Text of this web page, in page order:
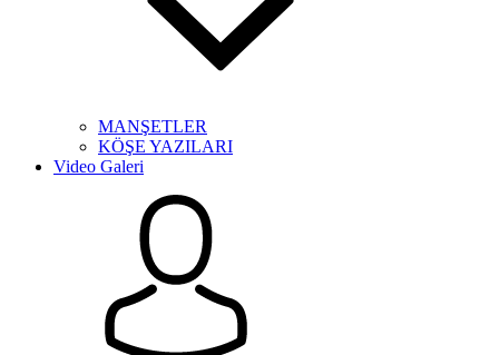
MANŞETLER
KÖŞE YAZILARI
Video Galeri